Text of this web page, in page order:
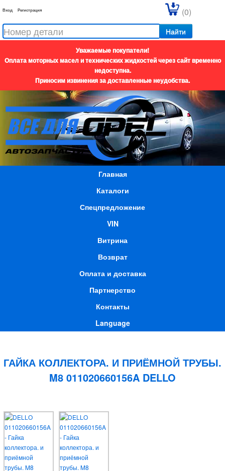
Вход Регистрация
Найти
(0)
Уважаемые покупатели!
Оплата моторных масел и технических жидкостей через сайт временно
недоступна.
Приносим извинения за доставленные неудобства.
Главная
Каталоги
Спецпредложение
VIN
Витрина
Возврат
Оплата и доставка
Партнерство
Контакты
Language
ГАЙКА КОЛЛЕКТОРА. И ПРИЁМНОЙ ТРУБЫ.
M8 011020660156A DELLO